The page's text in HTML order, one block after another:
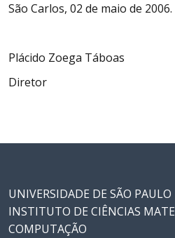
São Carlos, 02 de maio de 2006.
Plácido Zoega Táboas
Diretor
UNIVERSIDADE DE SÃO PAULO
INSTITUTO DE CIÊNCIAS
COMPUTAÇÃO